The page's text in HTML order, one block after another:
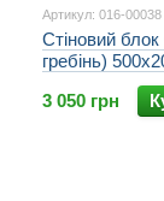
Артикул: 016-00038
Стіновий
гребінь)
3 050 грн